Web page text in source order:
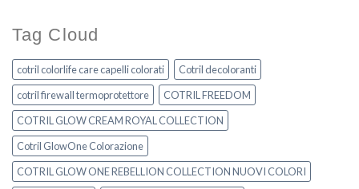
Tag Cloud
cotril colorlife care capelli colorati
Cotril decoloranti
cotril firewall termoprotettore
COTRIL FREEDOM
COTRIL GLOW CREAM ROYAL COLLECTION
Cotril GlowOne Colorazione
COTRIL GLOW ONE REBELLION COLLECTION NUOVI COLORI